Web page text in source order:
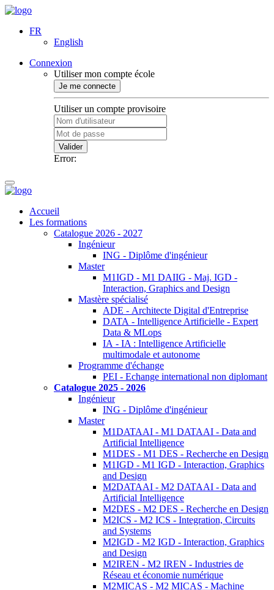
FR
English
Connexion
Utiliser mon compte école
Je me connecte
Utiliser un compte provisoire
Valider
Error:
Accueil
Les formations
Catalogue 2026 - 2027
Ingénieur
ING - Diplôme d'ingénieur
Master
M1IGD - M1 DAIIG - Maj. IGD -
Interaction, Graphics and Design
Mastère spécialisé
ADE - Architecte Digital d'Entreprise
DATA - Intelligence Artificielle - Expert
Data & MLops
IA - IA : Intelligence Artificielle
multimodale et autonome
Programme d'échange
PEI - Echange international non diplomant
Catalogue 2025 - 2026
Ingénieur
ING - Diplôme d'ingénieur
Master
M1DATAAI - M1 DATAAI - Data and
Artificial Intelligence
M1DES - M1 DES - Recherche en Design
M1IGD - M1 IGD - Interaction, Graphics
and Design
M2DATAAI - M2 DATAAI - Data and
Artificial Intelligence
M2DES - M2 DES - Recherche en Design
M2ICS - M2 ICS - Integration, Circuits
and Systems
M2IGD - M2 IGD - Interaction, Graphics
and Design
M2IREN - M2 IREN - Industries de
Réseau et économie numérique
M2MICAS - M2 MICAS - Machine